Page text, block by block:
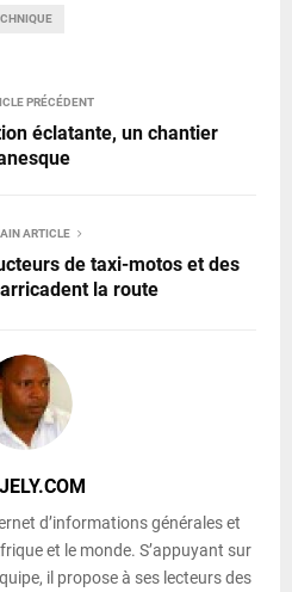
PRÉCÉDENT
éclatante, un chantier
ARTICLE
de taxi-motos et des
la route
d’informations générales et
et le monde. S’appuyant sur
il propose à ses lecteurs des